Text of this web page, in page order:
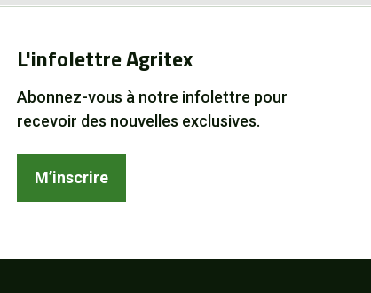
L'infolettre Agritex
Abonnez-vous à notre infolettre pour
recevoir des nouvelles exclusives.
M’inscrire